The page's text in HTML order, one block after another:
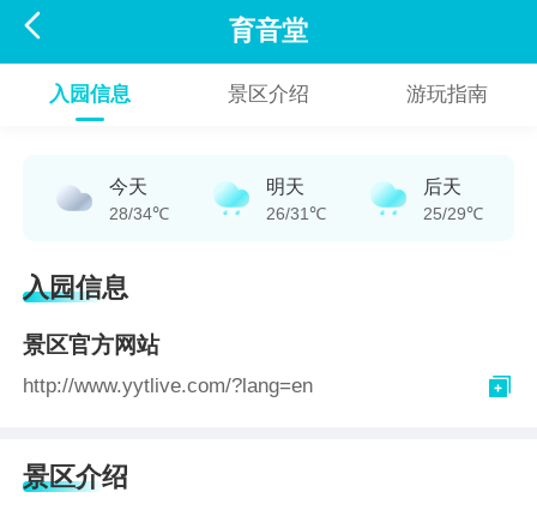
 育音堂
入园信息 景区介绍 游玩指南
今天
28/34℃
明天
26/31℃
后天
25/29℃
入园信息
景区官方网站
http://www.yytlive.com/?lang=en 
景区介绍